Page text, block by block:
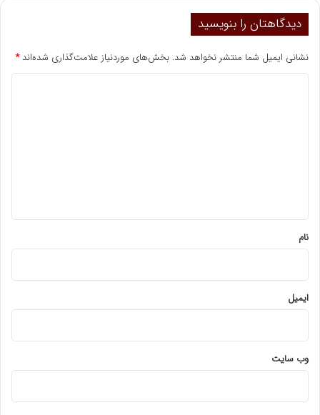
دیدگاهتان را بنویسید
نشانی ایمیل شما منتشر نخواهد شد. بخش‌های موردنیاز علامت‌گذاری شده‌اند*
نام
ایمیل
وب‌ سایت